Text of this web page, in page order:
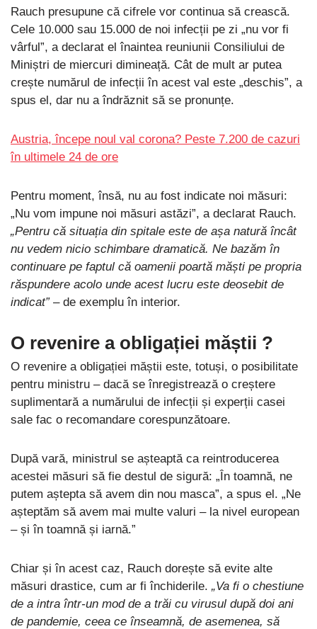
Rauch presupune că cifrele vor continua să crească.
Cele 10.000 sau 15.000 de noi infecții pe zi „nu vor fi
vârful”, a declarat el înaintea reuniunii Consiliului de
Miniștri de miercuri dimineață. Cât de mult ar putea
crește numărul de infecții în acest val este „deschis”, a
spus el, dar nu a îndrăznit să se pronunțe.
Austria, începe noul val corona? Peste 7.200 de cazuri
în ultimele 24 de ore
Pentru moment, însă, nu au fost indicate noi măsuri:
„Nu vom impune noi măsuri astăzi”, a declarat Rauch.
„Pentru că situația din spitale este de așa natură încât
nu vedem nicio schimbare dramatică. Ne bazăm în
continuare pe faptul că oamenii poartă măști pe propria
răspundere acolo unde acest lucru este deosebit de
indicat”– de exemplu în interior.
O revenire a obligației măștii ?
O revenire a obligației măștii este, totuși, o posibilitate
pentru ministru – dacă se înregistrează o creștere
suplimentară a numărului de infecții și experții casei
sale fac o recomandare corespunzătoare.
După vară, ministrul se așteaptă ca reintroducerea
acestei măsuri să fie destul de sigură: „În toamnă, ne
putem aștepta să avem din nou masca”, a spus el. „Ne
așteptăm să avem mai multe valuri – la nivel european
– și în toamnă și iarnă.”
Chiar și în acest caz, Rauch dorește să evite alte
măsuri drastice, cum ar fi închiderile. „Va fi o chestiune
de a intra într-un mod de a trăi cu virusul după doi ani
de pandemie, ceea ce înseamnă, de asemenea, să